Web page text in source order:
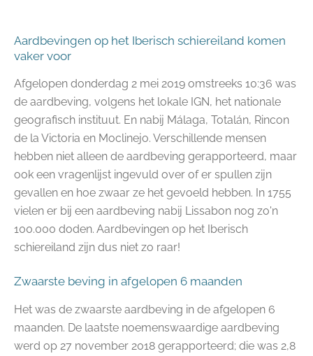
Aardbevingen op het Iberisch schiereiland komen
vaker voor
Afgelopen donderdag 2 mei 2019 omstreeks 10:36 was
de aardbeving, volgens het lokale IGN, het nationale
geografisch instituut. En nabij Málaga, Totalán, Rincon
de la Victoria en Moclinejo. Verschillende mensen
hebben niet alleen de aardbeving gerapporteerd, maar
ook een vragenlijst ingevuld over of er spullen zijn
gevallen en hoe zwaar ze het gevoeld hebben. In 1755
vielen er bij een aardbeving nabij Lissabon nog zo'n
100.000 doden. Aardbevingen op het Iberisch
schiereiland zijn dus niet zo raar!
Zwaarste beving in afgelopen 6 maanden
Het was de zwaarste aardbeving in de afgelopen 6
maanden. De laatste noemenswaardige aardbeving
werd op 27 november 2018 gerapporteerd; die was 2,8